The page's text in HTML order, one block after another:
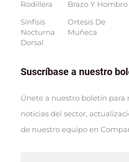
Rodillera
Sínfisis
Nocturna
Dorsal
Brazo Y Hombro
Ortesis De
Muñeca
Suscríbase a nuestro
Únete a nuestro boletín para
noticias del sector,
de nuestro equipo en